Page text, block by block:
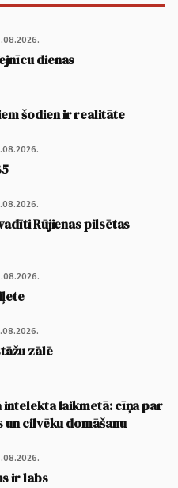
dienas
šodien ir realitāte
Rūjienas pilsētas
zālē
intelekta laikmetā: cīņa par
cilvēku domāšanu
ir labs